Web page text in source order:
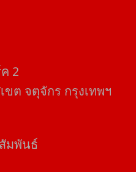
2
ต​ จตุจักร​ กรุงเทพฯ
มพันธ์